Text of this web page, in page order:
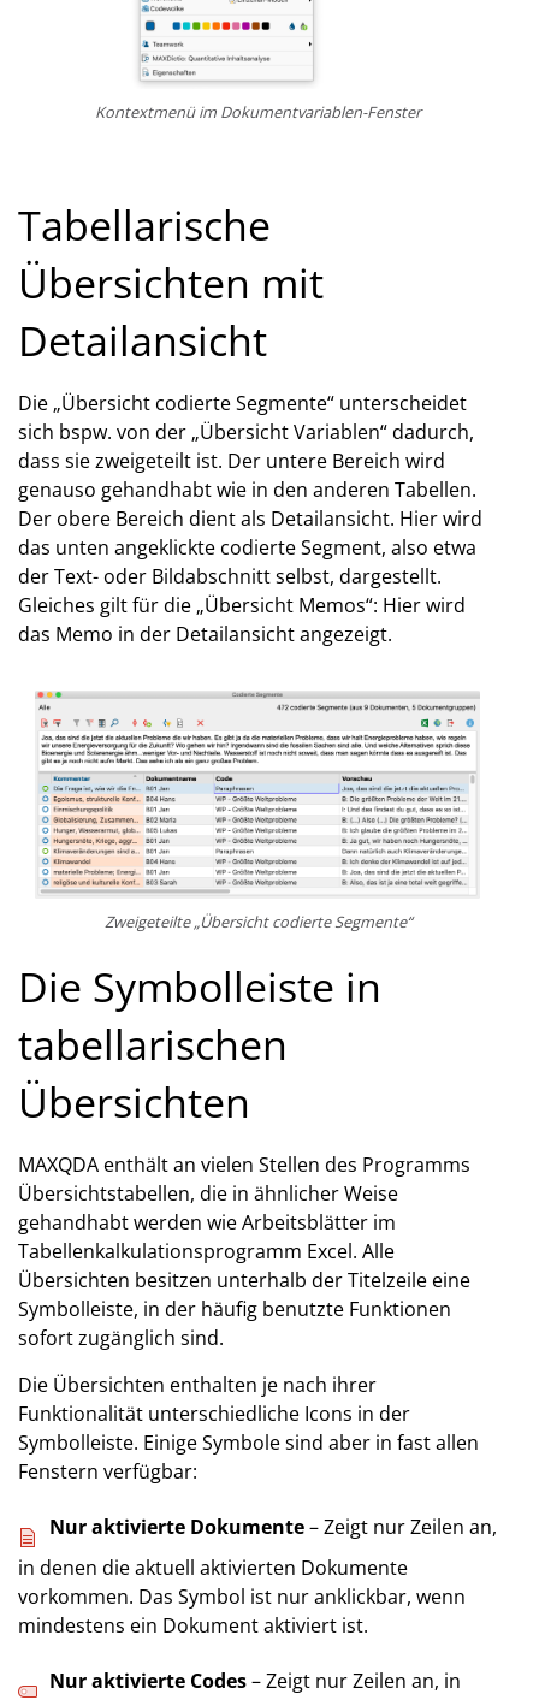
Kontextmenü im Dokumentvariablen-Fenster
Tabellarische
Übersichten mit
Detailansicht
Die „Übersicht codierte Segmente“ unterscheidet
sich bspw. von der „Übersicht Variablen“ dadurch,
dass sie zweigeteilt ist. Der untere Bereich wird
genauso gehandhabt wie in den anderen Tabellen.
Der obere Bereich dient als Detailansicht. Hier wird
das unten angeklickte codierte Segment, also etwa
der Text- oder Bildabschnitt selbst, dargestellt.
Gleiches gilt für die „Übersicht Memos“: Hier wird
das Memo in der Detailansicht angezeigt.
Zweigeteilte „Übersicht codierte Segmente“
Die Symbolleiste in
tabellarischen
Übersichten
MAXQDA enthält an vielen Stellen des Programms
Übersichtstabellen, die in ähnlicher Weise
gehandhabt werden wie Arbeitsblätter im
Tabellenkalkulationsprogramm Excel. Alle
Übersichten besitzen unterhalb der Titelzeile eine
Symbolleiste, in der häufig benutzte Funktionen
sofort zugänglich sind.
Die Übersichten enthalten je nach ihrer
Funktionalität unterschiedliche Icons in der
Symbolleiste. Einige Symbole sind aber in fast allen
Fenstern verfügbar:
Nur aktivierte Dokumente– Zeigt nur Zeilen an,
in denen die aktuell aktivierten Dokumente
vorkommen. Das Symbol ist nur anklickbar, wenn
mindestens ein Dokument aktiviert ist.
Nur aktivierte Codes– Zeigt nur Zeilen an, in